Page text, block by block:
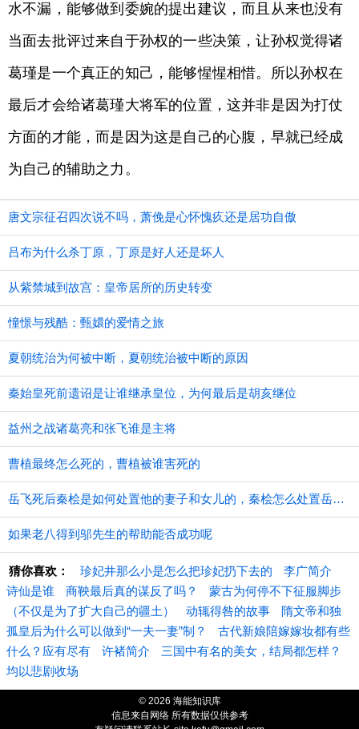
水不漏，能够做到委婉的提出建议，而且从来也没有
当面去批评过来自于孙权的一些决策，让孙权觉得诸
葛瑾是一个真正的知己，能够惺惺相惜。所以孙权在
最后才会给诸葛瑾大将军的位置，这并非是因为打仗
方面的才能，而是因为这是自己的心腹，早就已经成
为自己的辅助之力。
唐文宗征召四次说不吗，萧俛是心怀愧疚还是居功自傲
吕布为什么杀丁原，丁原是好人还是坏人
从紫禁城到故宫：皇帝居所的历史转变
憧憬与残酷：甄嬛的爱情之旅
夏朝统治为何被中断，夏朝统治被中断的原因
秦始皇死前遗诏是让谁继承皇位，为何最后是胡亥继位
益州之战诸葛亮和张飞谁是主将
曹植最终怎么死的，曹植被谁害死的
​岳飞死后秦桧是如何处置他的妻子和女儿的，秦桧怎么处置岳飞家人的
如果老八得到邬先生的帮助能否成功呢
猜你喜欢： 珍妃井那么小是怎么把珍妃扔下去的
李广简介
诗仙是谁
商鞅最后真的谋反了吗？
蒙古为何停不下征服脚步
（不仅是为了扩大自己的疆土）
动辄得咎的故事
隋文帝和独
孤皇后为什么可以做到“一夫一妻”制？
古代新娘陪嫁嫁妆都有些
什么？应有尽有
许褚简介
三国中有名的美女，结局都怎样？
均以悲剧收场
© 2026 海能知识库
信息来自网络 所有数据仅供参考